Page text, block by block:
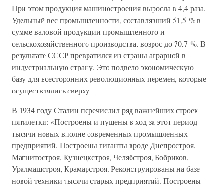
При этом продукция машиностроения выросла в 4,4 раза.
Удельный вес промышленности, составлявший 51,5 % в
сумме валовой продукции промышленного и
сельскохозяйственного производства, возрос до 70,7 %. В
результате СССР превратился из страны аграрной в
индустриальную страну. Это подвело экономическую
базу для всесторонних революционных перемен, которые
осуществлялись сверху.
В 1934 году Сталин перечислил ряд важнейших строек
пятилетки: «Построены и пущены в ход за этот период
тысячи новых вполне современных промышленных
предприятий. Построены гиганты вроде Днепростроя,
Магнитостроя, Кузнецкстроя, Челябстроя, Бобриков,
Уралмашстроя, Крамарстроя. Реконструированы на базе
новой техники тысячи старых предприятий. Построены